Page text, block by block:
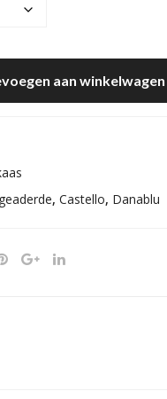
aan winkelwagen
, Castello, Danablu